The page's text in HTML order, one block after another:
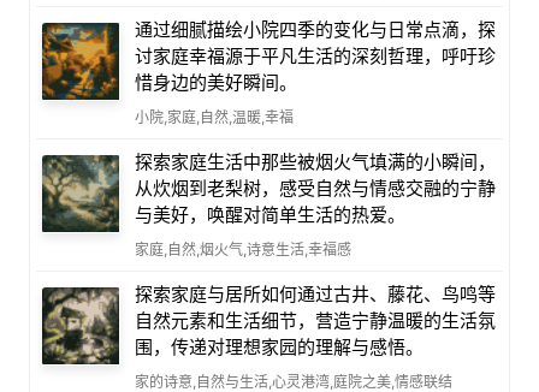
通过细腻描绘小院四季的变化与日常点滴，探
讨家庭幸福源于平凡生活的深刻哲理，呼吁珍
惜身边的美好瞬间。
小院,家庭,自然,温暖,幸福
探索家庭生活中那些被烟火气填满的小瞬间，
从炊烟到老梨树，感受自然与情感交融的宁静
与美好，唤醒对简单生活的热爱。
家庭,自然,烟火气,诗意生活,幸福感
探索家庭与居所如何通过古井、藤花、鸟鸣等
自然元素和生活细节，营造宁静温暖的生活氛
围，传递对理想家园的理解与感悟。
家的诗意,自然与生活,心灵港湾,庭院之美,情感联结